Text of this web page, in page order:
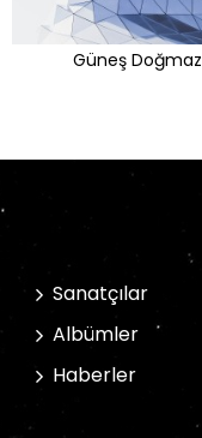
Güneş Doğmaz
Sanatçılar
Albümler
Haberler